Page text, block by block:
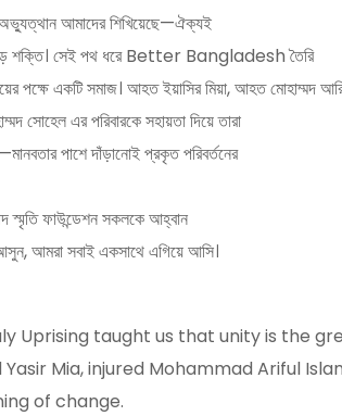
আমাদের শিখিয়েছে—ঐক্যই
শক্তি। সেই পথ ধরে Better Bangladesh তৈরি
পক্ষে একটি সমাজ। আহত ইয়াসির মিয়া, আহত মোহাম্মদ
সোহেল এর পরিবারকে সহায়তা দিয়ে তারা
পাশে দাঁড়ানোই প্রকৃত পরিবর্তনের
স্মৃতি ফাউন্ডেশন সকলকে আহ্বান
আমরা সবাই একসাথে এগিয়ে আসি।
Uprising taught us that unity is the
Yasir Mia, injured Mohammad Ariful
of change.